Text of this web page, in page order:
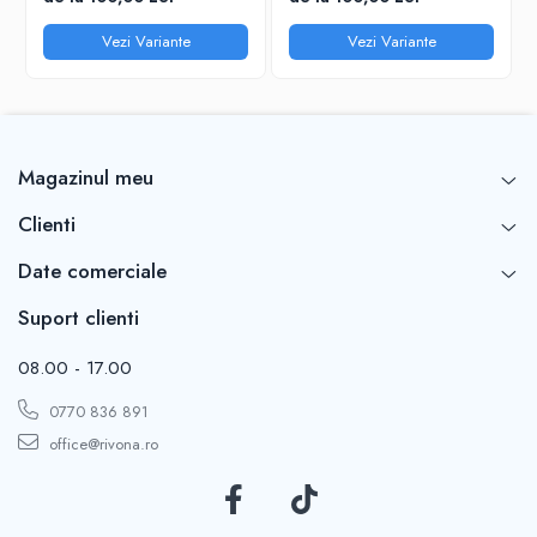
Vezi Variante Vezi Variante
Magazinul meu
Clienti
Date comerciale
Suport clienti
08.00 - 17.00
0770 836 891
office@rivona.ro